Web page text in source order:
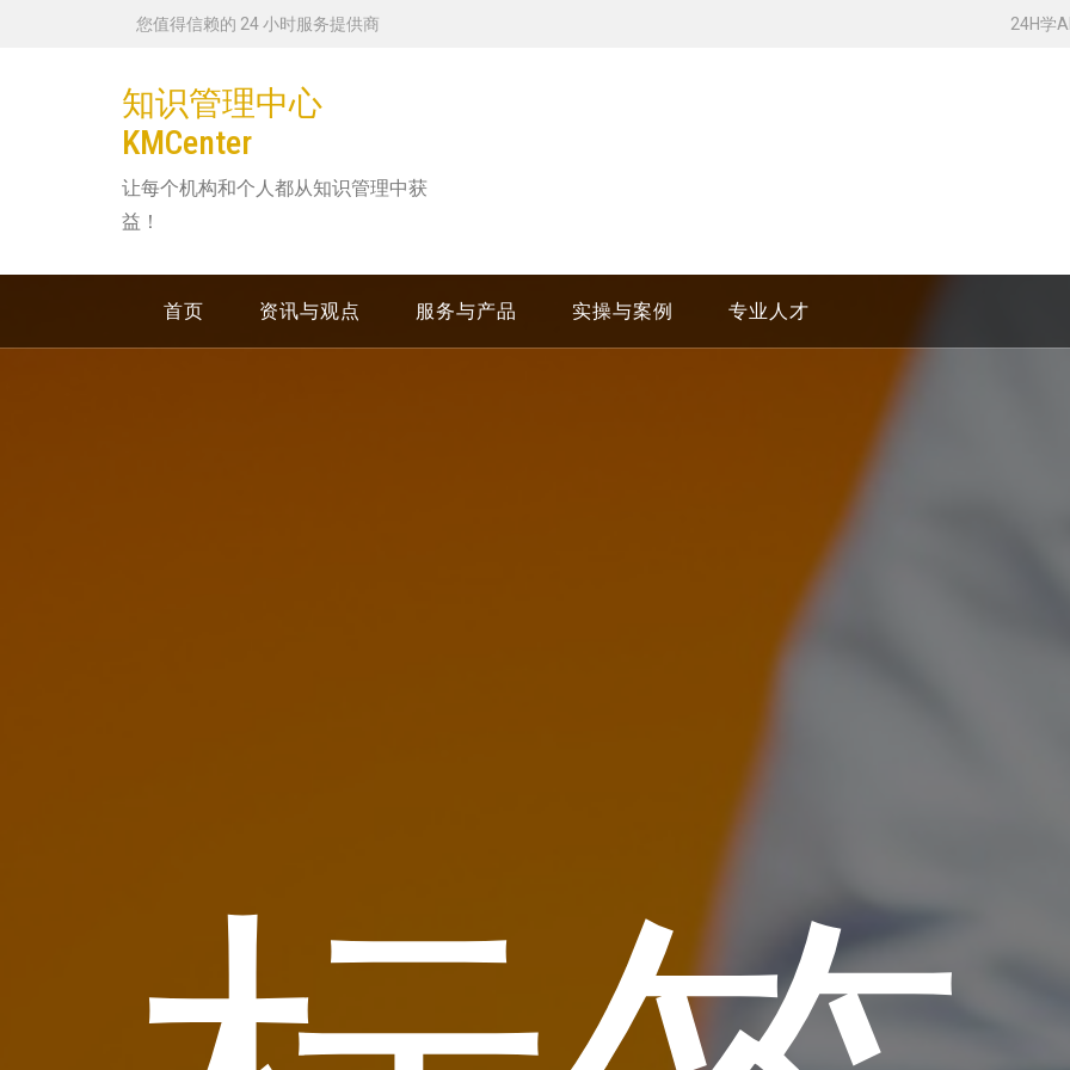
您值得信赖的 24 小时服务提供商 24H学
知识管理中心
KMCenter
让每个机构和个人都从知识管理中获
益！
首页 资讯与观点 服务与产品 实操与案例 专业人才